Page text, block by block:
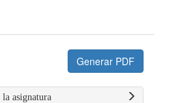
Generar PDF
asignatura